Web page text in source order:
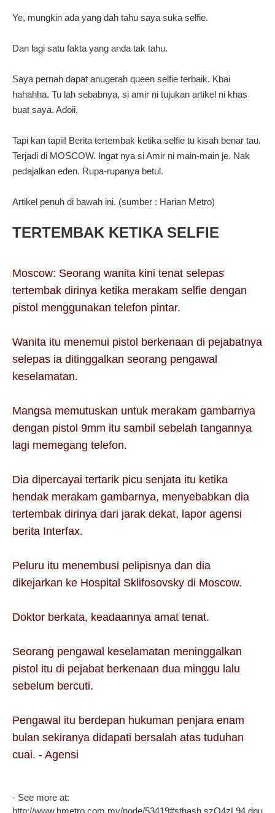
Ye, mungkin ada yang dah tahu saya suka selfie.
Dan lagi satu fakta yang anda tak tahu.
Saya pernah dapat anugerah queen selfie terbaik. Kbai
hahahha. Tu lah sebabnya, si amir ni tujukan artikel ni khas
buat saya. Adoii.
Tapi kan tapii! Berita tertembak ketika selfie tu kisah benar tau.
Terjadi di MOSCOW. Ingat nya si Amir ni main-main je. Nak
pedajalkan eden. Rupa-rupanya betul.
Artikel penuh di bawah ini. (sumber : Harian Metro)
TERTEMBAK KETIKA SELFIE
Moscow: Seorang wanita kini tenat selepas
tertembak dirinya ketika merakam selfie dengan
pistol menggunakan telefon pintar.
Wanita itu menemui pistol berkenaan di pejabatnya
selepas ia ditinggalkan seorang pengawal
keselamatan.
Mangsa memutuskan untuk merakam gambarnya
dengan pistol 9mm itu sambil sebelah tangannya
lagi memegang telefon.
Dia dipercayai tertarik picu senjata itu ketika
hendak merakam gambarnya, menyebabkan dia
tertembak dirinya dari jarak dekat, lapor agensi
berita Interfax.
Peluru itu menembusi pelipisnya dan dia
dikejarkan ke Hospital Sklifosovsky di Moscow.
Doktor berkata, keadaannya amat tenat.
Seorang pengawal keselamatan meninggalkan
pistol itu di pejabat berkenaan dua minggu lalu
sebelum bercuti.
Pengawal itu berdepan hukuman penjara enam
bulan sekiranya didapati bersalah atas tuduhan
cuai. - Agensi
- See more at: